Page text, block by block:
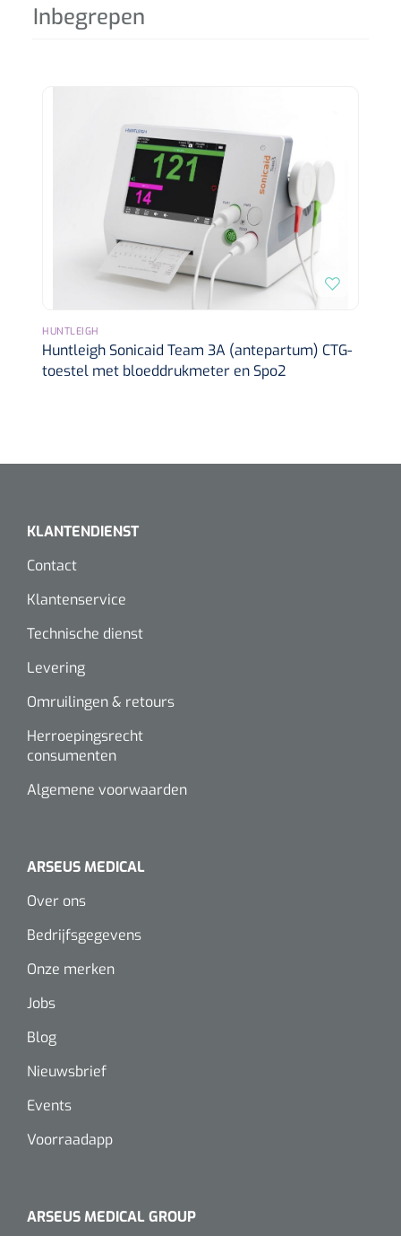
Wearables
Instrumentensets
Chronische wondzorgproducten
Hydrocolloïden
Zilververbanden
Schuimverbanden
Paraffine verbanden
Verbandhaakjes
Inbegrepen
HUNTLEIGH
Huntleigh Sonicaid Team 3A (antepartum) CTG-
toestel met bloeddrukmeter en Spo2
KLANTENDIENST
Contact
Klantenservice
Technische dienst
Levering
Omruilingen & retours
Herroepingsrecht
consumenten
Algemene voorwaarden
ARSEUS MEDICAL
Over ons
Bedrijfsgegevens
Onze merken
Jobs
Blog
Nieuwsbrief
Events
Voorraadapp
ARSEUS MEDICAL GROUP